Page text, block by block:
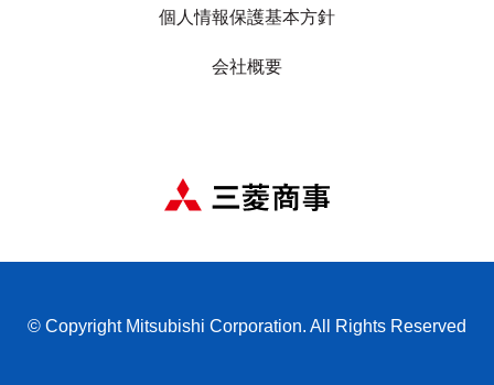
個人情報保護基本方針
会社概要
© Copyright Mitsubishi Corporation. All Rights Reserved